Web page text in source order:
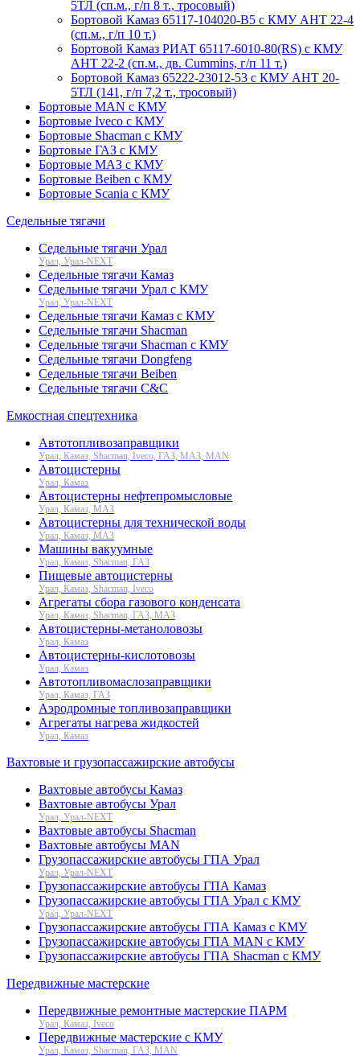
5ТЛ (сп.м., г/п 8 т., тросовый)
Бортовой Камаз 65117-104020-B5 с КМУ АНТ 22-4
(сп.м., г/п 10 т.)
Бортовой Камаз РИАТ 65117-6010-80(RS) с КМУ
АНТ 22-2 (сп.м., дв. Cummins, г/п 11 т.)
Бортовой Камаз 65222-23012-53 с КМУ АНТ 20-
5ТЛ (141, г/п 7,2 т., тросовый)
Бортовые MAN с КМУ
Бортовые Iveco с КМУ
Бортовые Shacman с КМУ
Бортовые ГАЗ с КМУ
Бортовые МАЗ с КМУ
Бортовые Beiben с КМУ
Бортовые Scania с КМУ
Седельные тягачи
Седельные тягачи Урал
Урал, Урал-NEXT
Седельные тягачи Камаз
Седельные тягачи Урал с КМУ
Урал, Урал-NEXT
Седельные тягачи Камаз с КМУ
Седельные тягачи Shacman
Седельные тягачи Shacman с КМУ
Седельные тягачи Dongfeng
Седельные тягачи Beiben
Седельные тягачи C&C
Емкостная спецтехника
Автотопливозаправщики
Урал, Камаз, Shacman, Iveco, ГАЗ, МАЗ, MAN
Автоцистерны
Урал, Камаз
Автоцистерны нефтепромысловые
Урал, Камаз, МАЗ
Автоцистерны для технической воды
Урал, Камаз, МАЗ
Машины вакуумные
Урал, Камаз, Shacman, ГАЗ
Пищевые автоцистерны
Урал, Камаз, Shacman, Iveco
Агрегаты сбора газового конденсата
Урал, Камаз, Shacman, ГАЗ, МАЗ
Автоцистерны-метаноловозы
Урал, Камаз
Автоцистерны-кислотовозы
Урал, Камаз
Автотопливомаслозаправщики
Урал, Камаз, ГАЗ
Аэродромные топливозаправщики
Агрегаты нагрева жидкостей
Урал, Камаз
Вахтовые и грузопассажирские автобусы
Вахтовые автобусы Камаз
Вахтовые автобусы Урал
Урал, Урал-NEXT
Вахтовые автобусы Shacman
Вахтовые автобусы MAN
Грузопассажирские автобусы ГПА Урал
Урал, Урал-NEXT
Грузопассажирские автобусы ГПА Камаз
Грузопассажирские автобусы ГПА Урал с КМУ
Урал, Урал-NEXT
Грузопассажирские автобусы ГПА Камаз с КМУ
Грузопассажирские автобусы ГПА MAN с КМУ
Грузопассажирские автобусы ГПА Shacman с КМУ
Передвижные мастерские
Передвижные ремонтные мастерские ПАРМ
Урал, Камаз, Iveco
Передвижные мастерские с КМУ
Урал, Камаз, Shacman, ГАЗ, MAN